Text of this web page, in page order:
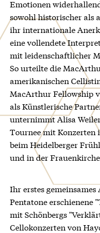
Emotionen
sowohl historischer als
ihr internationale
eine vollendete
mit leidenschaftlicher
So urteilte die
amerikanischen
MacArthur Fellowship
als Künstlerische
unternimmt Alisa
Tournee mit Konzerten
beim Heidelberger
und in der
Ihr erstes gemeinsames
Pentatone erschienene
mit Schönbergs
Cellokonzerten von